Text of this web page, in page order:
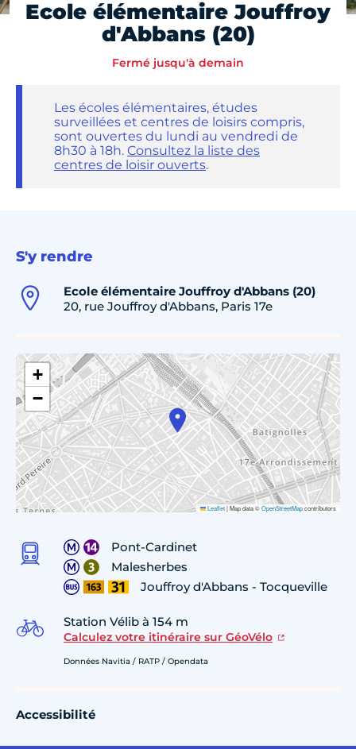
Ecole élémentaire Jouffroy
d'Abbans (20)
Fermé jusqu'à demain
Les écoles élémentaires, études
surveillées et centres de loisirs compris,
sont ouvertes du lundi au vendredi de
8h30 à 18h. Consultez la liste des
centres de loisir ouverts.
S'y rendre
Ecole élémentaire Jouffroy d'Abbans (20)
20, rue Jouffroy d'Abbans, Paris 17e
+
−
Leaflet|Map data ©OpenStreetMapcontributors
Pont-Cardinet
Malesherbes
Jouffroy d'Abbans - Tocqueville
Station Vélib à 154 m
Calculez votre itinéraire sur GéoVélo
Données Navitia / RATP / Opendata
Accessibilité